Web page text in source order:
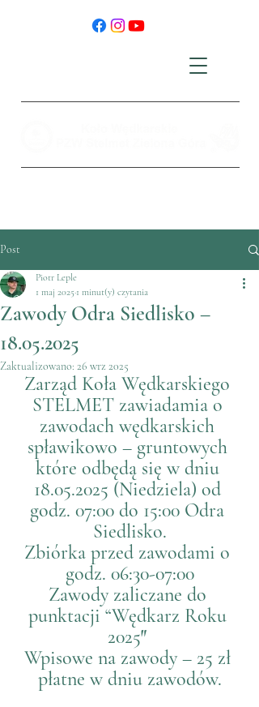
Post
Zawody Odra Siedlisko –
18.05.2025
Piotr Leple
1 maj 2025 1 minut(y) czytania
Zaktualizowano: 26 wrz 2025
Zarząd Koła Wędkarskiego
STELMET zawiadamia o
zawodach wędkarskich
spławikowo – gruntowych
które odbędą się w dniu
18.05.2025 (Niedziela) od
godz. 07:00 do 15:00 Odra
Siedlisko.
Zbiórka przed zawodami o
godz. 06:30-07:00
Zawody zaliczane do
punktacji “Wędkarz Roku
2025″
Wpisowe na zawody – 25 zł
płatne w dniu zawodów.